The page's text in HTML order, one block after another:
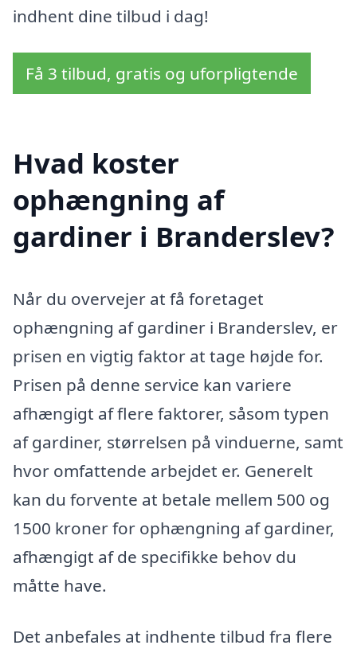
indhent dine tilbud i dag!
Få 3 tilbud, gratis og uforpligtende
Hvad koster
ophængning af
gardiner i Branderslev?
Når du overvejer at få foretaget
ophængning af gardiner i Branderslev, er
prisen en vigtig faktor at tage højde for.
Prisen på denne service kan variere
afhængigt af flere faktorer, såsom typen
af gardiner, størrelsen på vinduerne, samt
hvor omfattende arbejdet er. Generelt
kan du forvente at betale mellem 500 og
1500 kroner for ophængning af gardiner,
afhængigt af de specifikke behov du
måtte have.
Det anbefales at indhente tilbud fra flere